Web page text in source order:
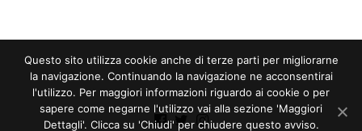
Questo sito utilizza cookie anche di terze parti per migliorarne
la navigazione. Continuando la navigazione ne acconsentirai
l'utilizzo. Per maggiori informazioni riguardo ai cookie o per
sapere come negarne l'utilizzo vai alla sezione 'Maggiori
Dettagli'. Clicca su 'Chiudi' per chiudere questo avviso.